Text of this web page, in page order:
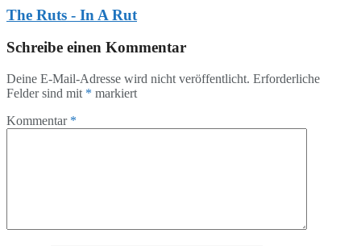
The Ruts - In A Rut
Schreibe einen Kommentar
Deine E-Mail-Adresse wird nicht veröffentlicht. Erforderliche
Felder sind mit * markiert
Kommentar *